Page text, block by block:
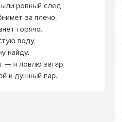
ровный след.
за плечо,
горячо.
воду,
найду.
— я ловлю загар,
и душный пар.